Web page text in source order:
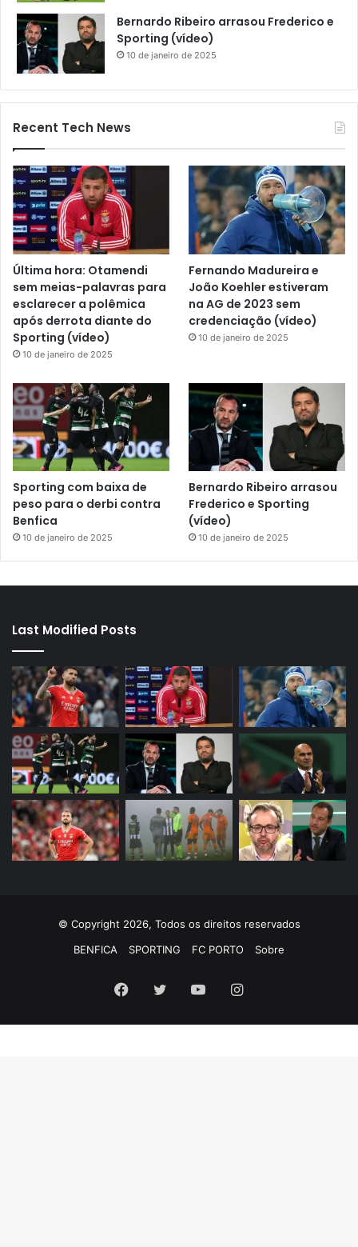
Bernardo Ribeiro arrasou Frederico e
Sporting (vídeo)
10 de janeiro de 2025
Recent Tech News
Última hora: Otamendi
sem meias-palavras para
esclarecer a polêmica
após derrota diante do
Sporting (vídeo)
10 de janeiro de 2025
Fernando Madureira e
João Koehler estiveram
na AG de 2023 sem
credenciação (vídeo)
10 de janeiro de 2025
Sporting com baixa de
peso para o derbi contra
Benfica
10 de janeiro de 2025
Bernardo Ribeiro arrasou
Frederico e Sporting
(vídeo)
10 de janeiro de 2025
Last Modified Posts
© Copyright 2026, Todos os direitos reservados
BENFICA
SPORTING FC PORTO Sobre
Facebook
TwitterYouTubeInstagram